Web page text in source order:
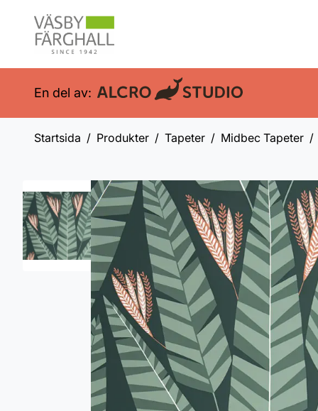
En del av:
Startsida Produkter Tapeter Midbec Tapeter